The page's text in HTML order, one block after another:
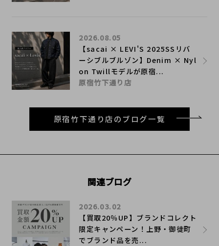
【sacai × LEVI'S 2025SSリバ
ーシブルブルゾン】Denim × Nyl
on Twillモデルが原宿...
2026.08.05
原宿竹下通り店
原宿竹下通り店のブログ一覧
関連ブログ
【買取20％UP】ブランドコレクト
限定キャンペーン！上野・御徒町
でブランド品を売...
2026.03.02